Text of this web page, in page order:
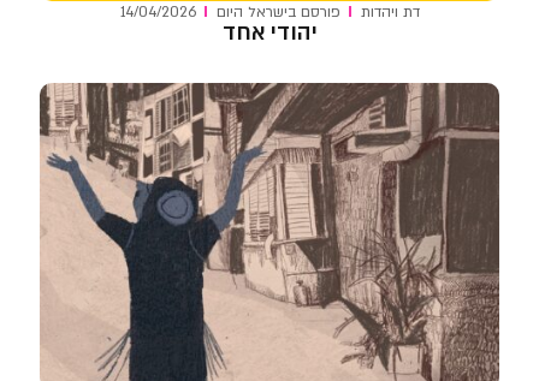
דת ויהדות פורסם בישראל היום 14/04/2026
יהודי אחד